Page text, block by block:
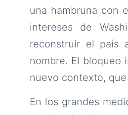
una hambruna con
intereses de
reconstruir el país
nombre. El bloqueo
nuevo contexto,
En los grandes